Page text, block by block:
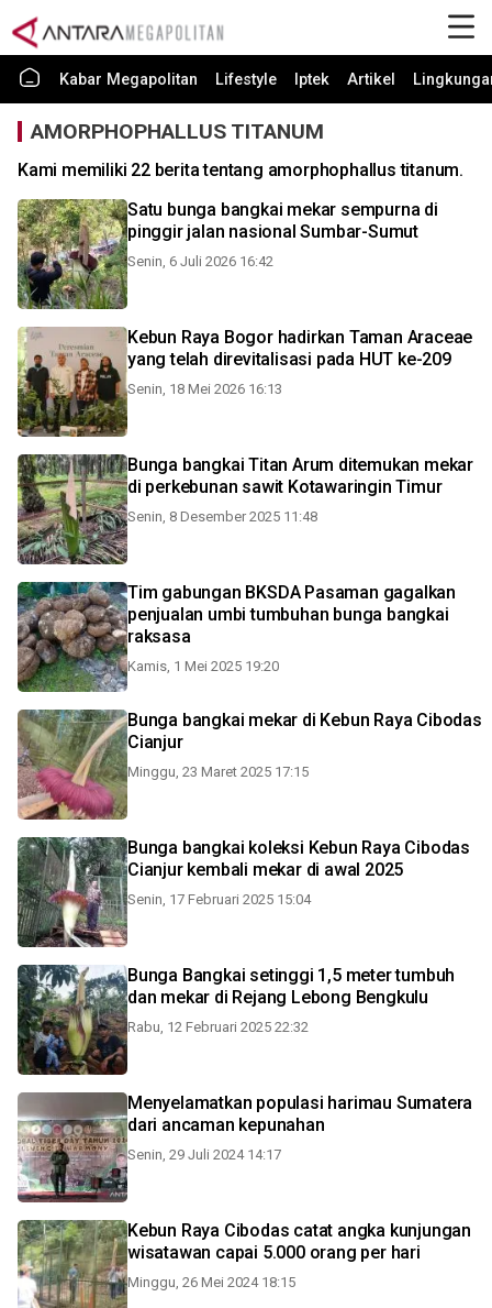
Kabar Megapolitan Lifestyle Iptek Artikel
AMORPHOPHALLUS TITANUM
Kami memiliki 22 berita tentang amorphophallus titanum.
Satu bunga bangkai mekar sempurna di
pinggir jalan nasional Sumbar-Sumut
Senin, 6 Juli 2026 16:42
Kebun Raya Bogor hadirkan Taman Araceae
yang telah direvitalisasi pada HUT ke-209
Senin, 18 Mei 2026 16:13
Bunga bangkai Titan Arum ditemukan mekar
di perkebunan sawit Kotawaringin Timur
Senin, 8 Desember 2025 11:48
Tim gabungan BKSDA Pasaman gagalkan
penjualan umbi tumbuhan bunga bangkai
raksasa
Kamis, 1 Mei 2025 19:20
Bunga bangkai mekar di Kebun Raya Cibodas
Cianjur
Minggu, 23 Maret 2025 17:15
Bunga bangkai koleksi Kebun Raya Cibodas
Cianjur kembali mekar di awal 2025
Senin, 17 Februari 2025 15:04
Bunga Bangkai setinggi 1,5 meter tumbuh
dan mekar di Rejang Lebong Bengkulu
Rabu, 12 Februari 2025 22:32
Menyelamatkan populasi harimau Sumatera
dari ancaman kepunahan
Senin, 29 Juli 2024 14:17
Kebun Raya Cibodas catat angka kunjungan
wisatawan capai 5.000 orang per hari
Minggu, 26 Mei 2024 18:15